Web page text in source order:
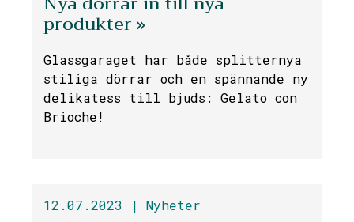
produkter »
Glassgaraget har både splitternya
stiliga dörrar och en spännande ny
delikatess till bjuds: Gelato con
Brioche!
12.07.2023 | Nyheter